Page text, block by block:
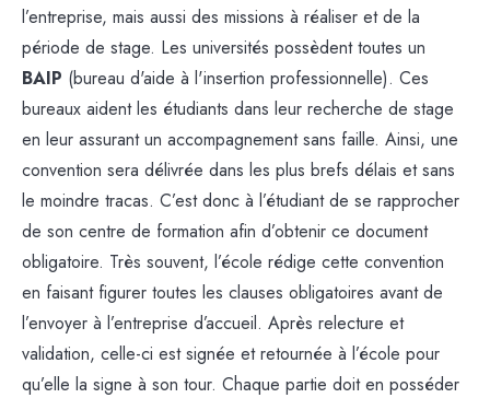
l’entreprise, mais aussi des missions à réaliser et de la
période de stage. Les universités possèdent toutes un
BAIP (bureau d'aide à l'insertion professionnelle). Ces
bureaux aident les étudiants dans leur recherche de stage
en leur assurant un accompagnement sans faille. Ainsi, une
convention sera délivrée dans les plus brefs délais et sans
le moindre tracas. C’est donc à l’étudiant de se rapprocher
de son centre de formation afin d’obtenir ce document
obligatoire. Très souvent, l’école rédige cette convention
en faisant figurer toutes les clauses obligatoires avant de
l’envoyer à l’entreprise d’accueil. Après relecture et
validation, celle-ci est signée et retournée à l’école pour
qu’elle la signe à son tour. Chaque partie doit en posséder